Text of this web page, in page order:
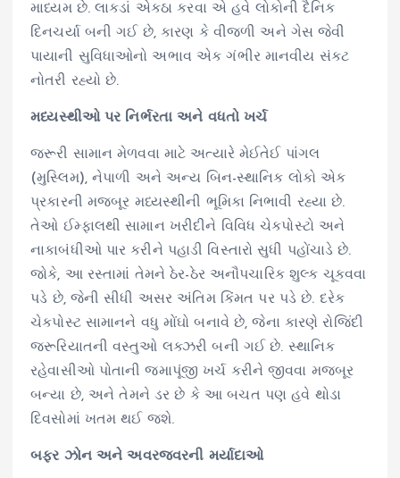
માધ્યમ છે. લાકડાં એકઠા કરવા એ હવે લોકોની દૈનિક
દિનચર્યા બની ગઈ છે, કારણ કે વીજળી અને ગેસ જેવી
પાયાની સુવિધાઓનો અભાવ એક ગંભીર માનવીય સંકટ
નોતરી રહ્યો છે.
મધ્યસ્થીઓ પર નિર્ભરતા અને વધતો ખર્ચ
જરૂરી સામાન મેળવવા માટે અત્યારે મેઈતેઈ પાંગલ
(મુસ્લિમ), નેપાળી અને અન્ય બિન-સ્થાનિક લોકો એક
પ્રકારની મજબૂર મધ્યસ્થીની ભૂમિકા નિભાવી રહ્યા છે.
તેઓ ઈમ્ફાલથી સામાન ખરીદીને વિવિધ ચેકપોસ્ટો અને
નાકાબંધીઓ પાર કરીને પહાડી વિસ્તારો સુધી પહોંચાડે છે.
જોકે, આ રસ્તામાં તેમને ઠેર-ઠેર અનૌપચારિક શુલ્ક ચૂકવવા
પડે છે, જેની સીધી અસર અંતિમ કિંમત પર પડે છે. દરેક
ચેકપોસ્ટ સામાનને વધુ મોંઘો બનાવે છે, જેના કારણે રોજિંદી
જરૂરિયાતની વસ્તુઓ લક્ઝરી બની ગઈ છે. સ્થાનિક
રહેવાસીઓ પોતાની જમાપૂંજી ખર્ચ કરીને જીવવા મજબૂર
બન્યા છે, અને તેમને ડર છે કે આ બચત પણ હવે થોડા
દિવસોમાં ખતમ થઈ જશે.
બફર ઝોન અને અવરજવરની મર્યાદાઓ